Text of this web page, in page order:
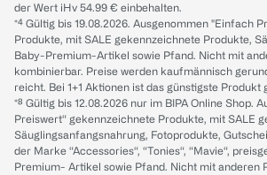
der Wert iHv 54.99 € einbehalten.
*⁴ Gültig bis 19.08.2026. Ausgenommen "Einfach
Produkte, mit SALE gekennzeichnete Produkte,
Baby-Premium-Artikel sowie Pfand. Nicht mit
kombinierbar. Preise werden kaufmännisch
reicht. Bei 1+1 Aktionen ist das günstigste Produkt
*⁸ Gültig bis 12.08.2026 nur im BIPA Online Shop.
Preiswert“ gekennzeichnete Produkte, mit SALE
Säuglingsanfangsnahrung, Fotoprodukte,
der Marke “Accessories“, “Tonies“, “Mavie“,
Premium- Artikel sowie Pfand. Nicht mit anderen